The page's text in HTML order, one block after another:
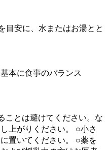
目安に、水またはお湯とと
本に食事のバランス
ことは避けてください。な
上がりください。 ○小さ
置いてください。 ○薬を